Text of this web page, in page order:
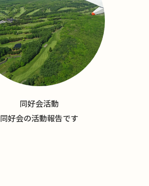
同好会活動
同好会の活動報告です